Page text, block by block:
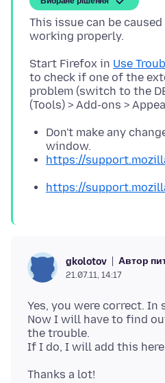
This issue can be
Start Firefox in Use
to check if one of the
problem (switch to the
Don't make any
window.
https://
https://
gkolotov Автор
21.07.11, 14:17
Yes, you were correct. In
Now I will have to find
the trouble.